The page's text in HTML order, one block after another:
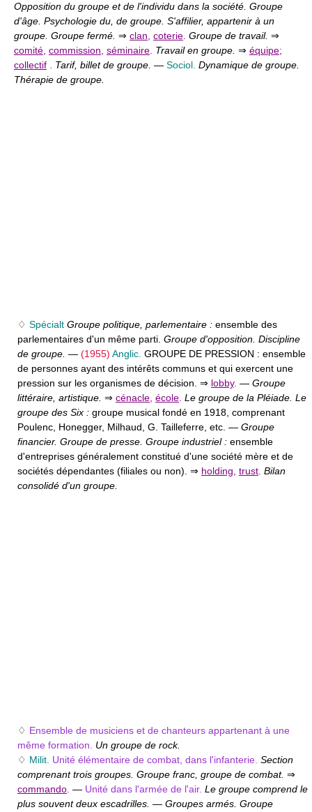
Opposition du groupe et de l'individu dans la société. Groupe
d'âge. Psychologie du, de groupe. S'affilier, appartenir à un
groupe. Groupe fermé. ⇒ clan coterie Groupe de travail. ⇒
comité commission séminaire Travail en groupe. ⇒ équipe;
collectif
Tarif, billet de groupe. — Sociol. Dynamique de groupe.
Thérapie de groupe.
♢ Spécialt Groupe politique, parlementaire : ensemble des
parlementaires d'un même parti. Groupe d'opposition. Discipline
de groupe. — (1955) Anglic. GROUPE DE PRESSION : ensemble
de personnes ayant des intérêts communs et qui exercent une
pression sur les organismes de décision. ⇒ lobby. — Groupe
littéraire, artistique. ⇒ cénacle école Le groupe de la Pléiade. Le
groupe des Six : groupe musical fondé en 1918, comprenant
Poulenc, Honegger, Milhaud, G. Tailleferre, etc. — Groupe
financier. Groupe de presse. Groupe industriel : ensemble
d'entreprises généralement constitué d'une société mère et de
sociétés dépendantes (filiales ou non). ⇒ holding trust Bilan
consolidé d'un groupe.
♢ Ensemble de musiciens et de chanteurs appartenant à une
même formation. Un groupe de rock.
♢ Milit. Unité élémentaire de combat, dans l'infanterie. Section
comprenant trois groupes. Groupe franc, groupe de combat. ⇒
commando — Unité dans l'armée de l'air. Le groupe comprend le
plus souvent deux escadrilles. — Groupes armés. Groupe